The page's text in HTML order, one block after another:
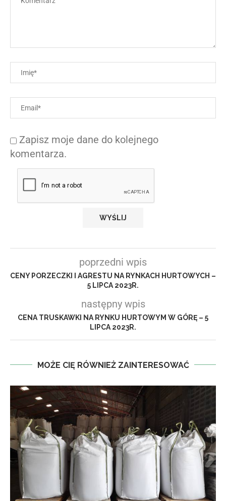
Zapisz moje dane do kolejnego
komentarza.
poprzedni wpis
CENY PORZECZKI I AGRESTU NA RYNKACH HURTOWYCH –
5 LIPCA 2023R.
następny wpis
CENA TRUSKAWKI NA RYNKU HURTOWYM W GÓRĘ – 5
LIPCA 2023R.
MOŻE CIĘ RÓWNIEŻ ZAINTERESOWAĆ